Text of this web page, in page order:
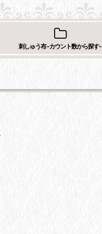
刺しゅう布 -カウント数から探す-